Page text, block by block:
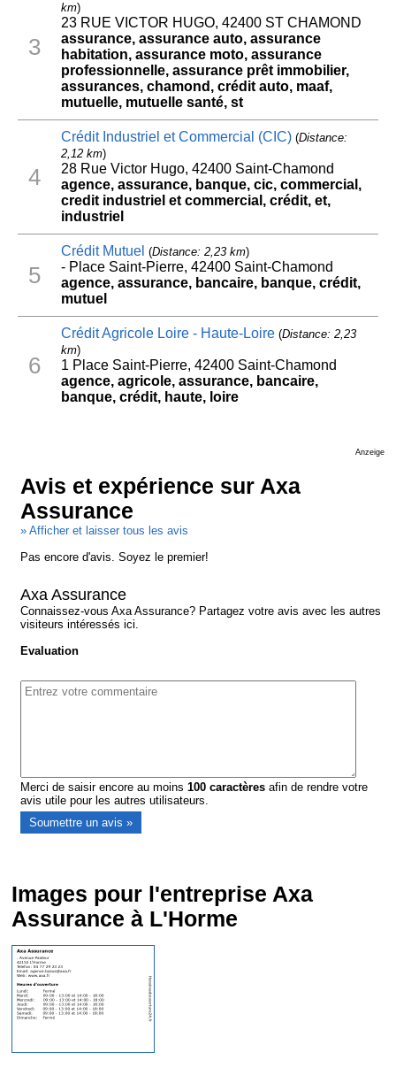
3
km)
23 RUE VICTOR HUGO, 42400 ST CHAMOND
assurance, assurance auto, assurance
habitation, assurance moto, assurance
professionnelle, assurance prêt immobilier,
assurances, chamond, crédit auto, maaf,
mutuelle, mutuelle santé, st
4
Crédit Industriel et Commercial (CIC)(Distance:
2,12 km)
28 Rue Victor Hugo, 42400 Saint-Chamond
agence, assurance, banque, cic, commercial,
credit industriel et commercial, crédit, et,
industriel
5
Crédit Mutuel (Distance: 2,23 km)
- Place Saint-Pierre, 42400 Saint-Chamond
agence, assurance, bancaire, banque, crédit,
mutuel
6
Crédit Agricole Loire - Haute-Loire(Distance: 2,23
km)
1 Place Saint-Pierre, 42400 Saint-Chamond
agence, agricole, assurance, bancaire,
banque, crédit, haute, loire
Anzeige
Avis et expérience sur Axa
Assurance
» Afficher et laisser tous les avis
Pas encore d'avis. Soyez le premier!
Axa Assurance
Connaissez-vous Axa Assurance? Partagez votre avis avec les autres
visiteurs intéressés ici.
Evaluation
Merci de saisir encore au moins100 caractères afin de rendre votre
avis utile pour les autres utilisateurs.
Images pour l'entreprise Axa
Assurance à L'Horme